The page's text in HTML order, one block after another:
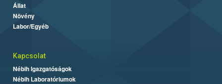
Állat
Növény
Labor/Egyéb
Kapcsolat
Nébih Igazgatóságok
Nébih Laboratóriumok